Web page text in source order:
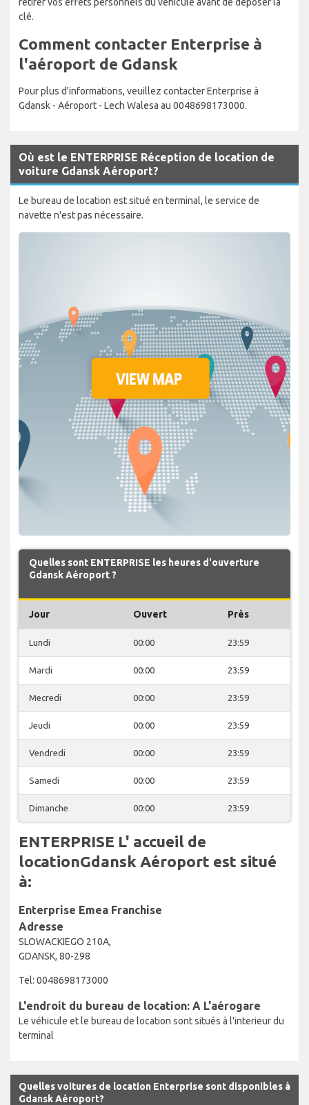
clé.
Comment contacter Enterprise à
l'aéroport de Gdansk
Pour plus d'informations, veuillez contacter Enterprise à
Gdansk - Aéroport - Lech Walesa au 0048698173000.
Où est le ENTERPRISE Réception de location de
voiture Gdansk Aéroport?
Le bureau de location est situé en terminal, le service de
navette n'est pas nécessaire.
Quelles sont ENTERPRISE les heures d'ouverture
Gdansk Aéroport ?
Jour Ouvert Près
Lundi 00:00 23:59
Mardi 00:00 23:59
Mecredi 00:00 23:59
Jeudi 00:00 23:59
Vendredi 00:00 23:59
Samedi 00:00 23:59
Dimanche 00:00 23:59
ENTERPRISE L' accueil de
locationGdansk Aéroport est situé
à:
Enterprise Emea Franchise
Adresse
SLOWACKIEGO 210A,
GDANSK, 80-298
Tel: 0048698173000
L'endroit du bureau de location: A L'aérogare
Le véhicule et le bureau de location sont situés à l'interieur du
terminal
Quelles voitures de location Enterprise sont disponibles à
Gdansk Aéroport?